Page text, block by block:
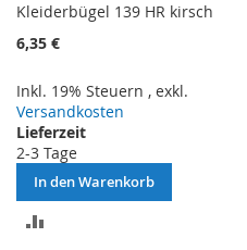
Kleiderbügel 139 HR kirsch
6,35 €
Inkl. 19% Steuern , exkl.
Versandkosten
Lieferzeit
2-3 Tage
In den Warenkorb